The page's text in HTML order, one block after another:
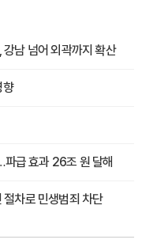
남 넘어 외곽까지 확산
향
파급 효과 26조 원 달해
차로 민생범죄 차단